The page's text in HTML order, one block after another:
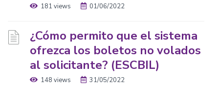
181 views 01/06/2022
¿Cómo permito que el sistema
ofrezca los boletos no volados
al solicitante? (ESCBIL)
148 views 31/05/2022